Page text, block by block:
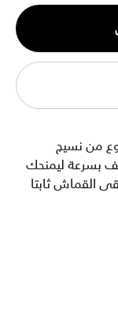
من نسيج
بسرعة ليمنحك
القماش ثابتا